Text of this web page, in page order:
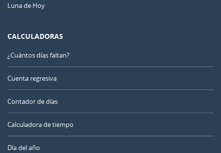
Luna de Hoy
CALCULADORAS
¿Cuántos días faltan?
Cuenta regresiva
Contador de días
Calculadora de tiempo
Día del año